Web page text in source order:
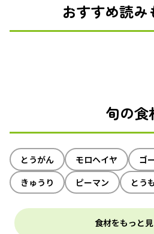
おすすめ読み
旬の食
とうがん モロヘイヤ ゴ
きゅうり
ピーマン とう
食材をもっと